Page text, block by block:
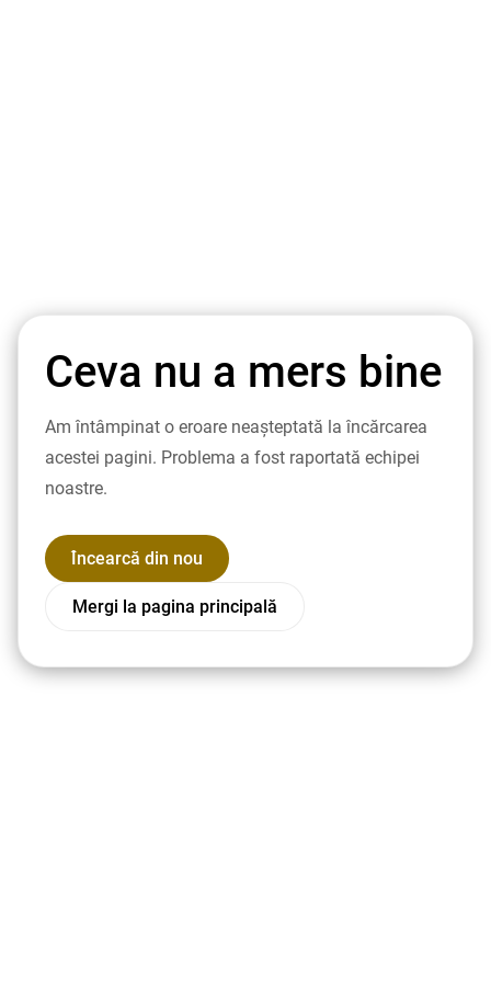
Ceva nu a mers bine
Am întâmpinat o eroare neașteptată la încărcarea
acestei pagini. Problema a fost raportată echipei
noastre.
Încearcă din nou
Mergi la pagina principală